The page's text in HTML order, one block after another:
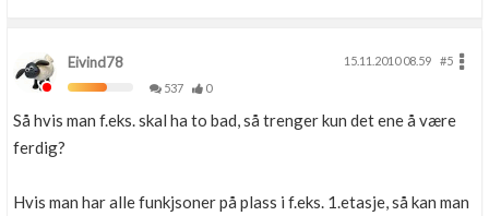
Eivind78 15.11.2010 08.59
#5
537
0
Så hvis man f.eks. skal ha to bad, så trenger kun det ene å være
ferdig?
Hvis man har alle funkjsoner på plass i f.eks. 1.etasje, så kan man